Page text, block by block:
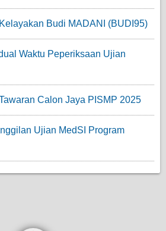
Budi MADANI (BUDI95)
Waktu Peperiksaan Ujian
Calon Jaya PISMP 2025
Ujian MedSI Program